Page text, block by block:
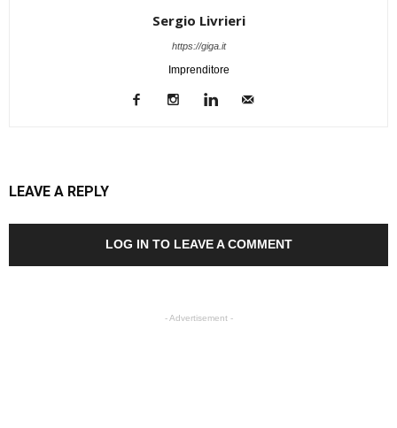
Sergio Livrieri
https://giga.it
Imprenditore
LEAVE A REPLY
LOG IN TO LEAVE A COMMENT
- Advertisement -